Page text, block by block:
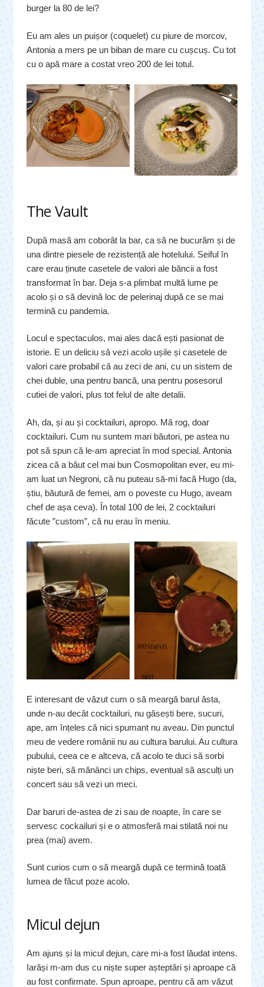
burger la 80 de lei?
Eu am ales un puișor (coquelet) cu piure de morcov,
Antonia a mers pe un biban de mare cu cușcuș. Cu tot
cu o apă mare a costat vreo 200 de lei totul.
The Vault
După masă am coborât la bar, ca să ne bucurăm și de
una dintre piesele de rezistență ale hotelului. Seiful în
care erau ținute casetele de valori ale băncii a fost
transformat în bar. Deja s-a plimbat multă lume pe
acolo și o să devină loc de pelerinaj după ce se mai
termină cu pandemia.
Locul e spectaculos, mai ales dacă ești pasionat de
istorie. E un deliciu să vezi acolo ușile și casetele de
valori care probabil că au zeci de ani, cu un sistem de
chei duble, una pentru bancă, una pentru posesorul
cutiei de valori, plus tot felul de alte detalii.
Ah, da, și au și cocktailuri, apropo. Mă rog, doar
cocktailuri. Cum nu suntem mari băutori, pe astea nu
pot să spun că le-am apreciat în mod special. Antonia
zicea că a băut cel mai bun Cosmopolitan ever, eu mi-
am luat un Negroni, că nu puteau să-mi facă Hugo (da,
știu, băutură de femei, am o poveste cu Hugo, aveam
chef de așa ceva). În total 100 de lei, 2 cocktailuri
făcute ”custom”, că nu erau în meniu.
E interesant de văzut cum o să meargă barul ăsta,
unde n-au decât cocktailuri, nu găsești bere, sucuri,
ape, am înțeles că nici spumant nu aveau. Din punctul
meu de vedere românii nu au cultura barului. Au cultura
pubului, ceea ce e altceva, că acolo te duci să sorbi
niște beri, să mănânci un chips, eventual să asculți un
concert sau să vezi un meci.
Dar baruri de-astea de zi sau de noapte, în care se
servesc cockailuri și e o atmosferă mai stilată noi nu
prea (mai) avem.
Sunt curios cum o să meargă după ce termină toată
lumea de făcut poze acolo.
Micul dejun
Am ajuns și la micul dejun, care mi-a fost lăudat intens.
Iarăși m-am dus cu niște super așteptări și aproape că
au fost confirmate. Spun aproape, pentru că am văzut